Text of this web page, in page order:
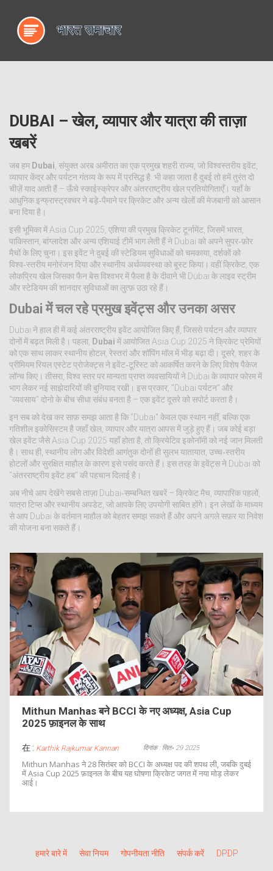
DUBAI – खेल, व्यापार और यात्रा की ताज़ा
खबरें
जब हम Dubai संयुक्त अरब अमीरात का एक प्रमुख शहरी राज्य, जो विश्वस्तरीय इवेंट,
व्यापार केंद्र और पर्यटन गंतव्य के रूप में प्रसिद्ध है . भी कहा जाता हैदुबई तो हमें तुरंत दो
चीज़ें याद आती हैं – ऊँचे स्काईस्क्रेपर और अंतरराष्ट्रीय खेल प्रतियोगिताएँ। यहाँ के
आधुनिक इन्फ्रास्ट्रक्चर ने बड़े‑पैमाने पर क्रिकेट और अन्य खेलों की मेजबानी को आसान
बना दिया है।
इसी भूमिका में Asia Cup 2025 एशिया की प्रमुख क्रिकेट टूर्नामेंट, जिसमें भारत,
पाकिस्तान, बांग्लादेश और अन्य एशियाई टीमें भाग लेती हैंने Dubai को अपने सुपर‑फ़ोर
मैचों के लिए चुना। इस इवेंट ने दुबई की स्टेडियम सुविधाओं को चमकाया, दर्शकों को
विश्व‑स्तरीय मनोरंजन दिया और स्थानीय अर्थव्यवस्था को बूस्ट किया। वहींक्रिकेट एक
लोकप्रिय खेल जिसका फैन बेस विश्वभर में फैला हैके दीवाने भी Dubai के लाइव स्ट्रीम
और स्टेडियम की शानदार सुविधाओं का लुत्फ़ उठा रहे हैं।
Dubai में चल रहे प्रमुख इवेंट्स और उनका असर
Dubai ने हाल ही में कई अंतरराष्ट्रीय इवेंट आयोजित किए हैं, जिससे पर्यटन और व्यापार
दोनों में बढ़त मिली है। पहला, Dubai में आयोजित Asia Cup 2025 ने क्रिकेट प्रेमियों
को एक साथ लाकर स्थानीय होटल, रेस्तरां और शॉपिंग मॉल में भीड़ बढ़ा दी। दूसरे, शहर के
प्रीमियम रियल एस्टेट प्रोजेक्ट्स ने इवेंट‑टूरिस्ट को आकर्षित करने के लिए विशेष पैकेज
लॉन्च किए। तीसरा, विश्व स्तर पर मान्यता प्राप्त व्यवसायियों ने Dubai के व्यापार फोरम में
भाग लेकर नई साझेदारियों की बुनियाद रखी। इस प्रकार, "Dubai पर्यटन" और
"व्यवसाय" दोनो के बीच सीधा संबंध बनता है – एक इवेंट दूसरे को सपोर्ट करता है।
इन सब को देख कर साफ़ समझ आता है कि "Dubai" केवल एक स्थान नहीं, बल्कि एक
गतिशील इकोसिस्टम है जहाँ खेल, व्यापार और यात्रा आपस में जुड़े हुए हैं। जब कोई बड़ा
खेल इवेंट जैसे Asia Cup 2025 यहाँ होता है, तो क्रियेटिव इकोनॉमी को नई जान मिलती
है। साथ ही, स्थानीय लोग और विदेशी आगंतुक दोनों ही सुलभ यातायात, उच्च‑स्तरीय
होटलों और सुरक्षित माहौल के कारण इसे पसंद करते हैं। इस तरह के इवेंट्स ने Dubai को
"अंतरराष्ट्रीय इवेंट हब" की पहचान दिलाई है।
अब नीचे आप देखेंगे सबसे ताज़ा Dubai‑सम्बन्धित खबरें – क्रिकेट मैच, व्यापारिक पहलों,
यात्रा टिप्स और स्थानीय अपडेट, जो आपके लिए उपयोगी साबित होंगे। इन लेखों के माध्यम
से आप Dubai के वर्तमान माहौल को बेहतर समझ सकते हैं और अपने अगले सफ़र या निवेश
की योजना बना सकते हैं।
Mithun Manhas बने BCCI के नए अध्यक्ष, Asia Cup
2025 फ़ाइनल के साथ
在 : Karthik Rajkumar Kannan दिनांक : सित॰ 29 2025
Mithun Manhas ने 28 सितंबर को BCCI के अध्यक्ष पद की शपथ ली, जबकि दुबई
में Asia Cup 2025 फ़ाइनल के बीच यह घोषणा क्रिकेट जगत में नया मोड़ लेकर
आई।
हमारे बारे में सेवा नियम गोपनीयता नीति संपर्क करें DPDP